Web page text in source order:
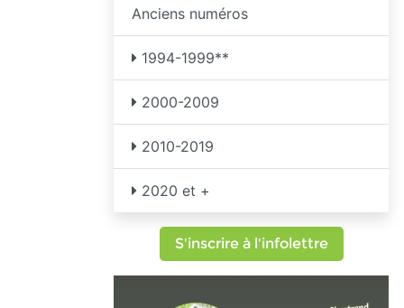
Anciens numéros
1994-1999**
2000-2009
2010-2019
2020 et +
S'inscrire à l'infolettre